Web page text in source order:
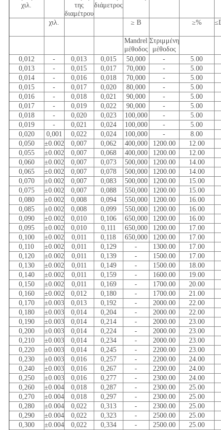
χιλ.
της
διαμέτρου
διάμετρος
χιλ. ≥ Β ≥%
Mandrel
μέθοδος
Στριμμένη
μέθοδος
0,012
- 0,013 0,015 50,000 -
5.00
0,013
- 0,015 0,017 70,000 -
5.00
0,014
- 0,016 0,018 70,000 -
5.00
0,015
- 0,017 0,020 80,000 -
5.00
0,016
- 0,018 0,021 90,000 -
5.00
0,017
- 0,019 0,022 90,000 -
5.00
0,018
- 0,020 0,023 100,000 -
5.00
0,019
- 0,021 0,024 100,000 -
5.00
0,020
0,001 0,022 0,024 100,000 -
8.00
0,050
±0.002 0,007 0,062 400,000 1200.00
12.00
0,055
±0.002 0,007 0,068 400,000 1200.00
12.00
0,060
±0.002 0,007 0,073 500,000 1200.00
14.00
0,065
±0.002 0,007 0,078 500,000 1200.00
14.00
0,070
±0.002 0,007 0,083 500,000 1200.00
15.00
0,075
±0.002 0,007 0,088 550,000 1200.00
15.00
0,080
±0.002 0,008 0,094 550,000 1200.00
16.00
0,085
±0.002 0,008 0,099 550,000 1200.00
16.00
0,090
±0.002 0,010 0,106 650,000 1200.00
16.00
0,095
±0.002 0,010 0,111 650,000 1200.00
17.00
0,100
±0.002 0,011 0,118 650,000 1200.00
17.00
0,110
±0.002 0,011 0,129 - 1300.00
17.00
0,120
±0.002 0,011 0,139 - 1500.00
17.00
0,130
±0.002 0,011 0,149 - 1500.00
18.00
0,140
±0.002 0,011 0,159 - 1600.00
19.00
0,150
±0.002 0,011 0,169 - 1700.00
20.00
0,160
±0.002 0,012 0,180 - 1700.00
21.00
0,170
±0.003 0,013 0,192 - 2000.00
22.00
0,180
±0.003 0,014 0,204 - 2000.00
22.00
0,190
±0.003 0,014 0,214 - 2000.00
23.00
0,200
±0.003 0,014 0,224 - 2000.00
23.00
0,210
±0.003 0,014 0,234 - 2000.00
23.00
0,220
±0.003 0,014 0,245 - 2200.00
23.00
0,230
±0.003 0,016 0,257 - 2200.00
24.00
0,240
±0.003 0,016 0,267 - 2200.00
24.00
0,250
±0.003 0,016 0,277 - 2300.00
24.00
0,260
±0.004 0,018 0,287 - 2300.00
25.00
0,270
±0.004 0,018 0,297 - 2300.00
25.00
0,280
±0.004 0,022 0,313 - 2300.00
25.00
0,290
±0.004 0,022 0,323 - 2500.00
25.00
0,300
±0.004 0,022 0,334 - 2500.00
25.00